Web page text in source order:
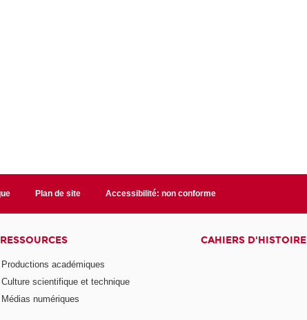
Plan de site Accessibilité: non conforme
RESSOURCES
Productions académiques
Culture scientifique et technique
Médias numériques
CAHIERS D'HISTOIRE